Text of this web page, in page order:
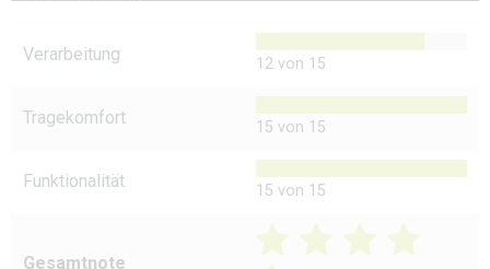
Verarbeitung 12 von 15
Tragekomfort 15 von 15
Funktionalität 15 von 15
Gesamtnote